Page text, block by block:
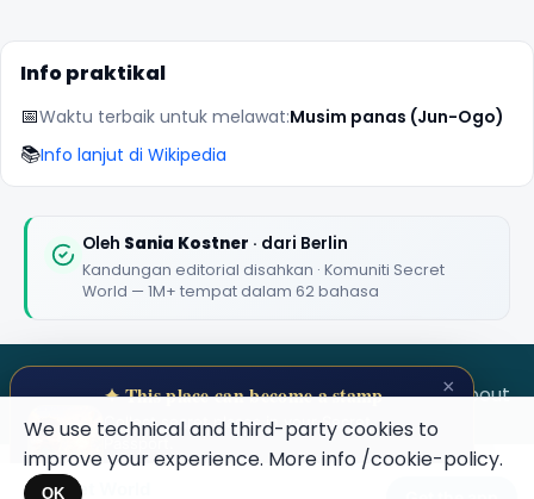
Info praktikal
📅Waktu terbaik untuk melawat:Musim panas (Jun-Ogo)
📚Info lanjut di Wikipedia
Oleh Sania Kostner · dari Berlin
Kandungan editorial disahkan · Komuniti Secret
World — 1M+ tempat dalam 62 bahasa
SECRET WORLD TermsPrivacyAbout
★★★★★
1,000,000+ places in your pocket. Free.
We use technical and third-party cookies to
improve your experience. More info /cookie-policy.
OK
Secret World
×
✦ This place can become a stamp
Collect secret places in your Secret